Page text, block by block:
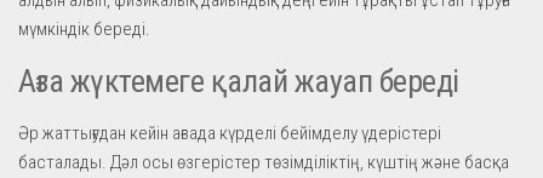
мүмкіндік береді.
Ағза жүктемеге қалай жауап береді
Әр жаттығудан кейін ағзада күрделі бейімделу үдерістері
басталады. Дәл осы өзгерістер төзімділіктің, күштің және басқа